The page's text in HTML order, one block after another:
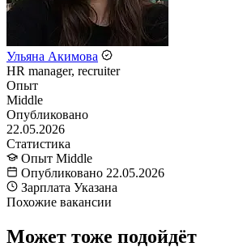
Ульяна Акимова
HR manager, recruiter
Опыт
Middle
Опубликовано
22.05.2026
Статистика
Опыт Middle
Опубликовано 22.05.2026
Зарплата Указана
Похожие вакансии
Может тоже подойдёт